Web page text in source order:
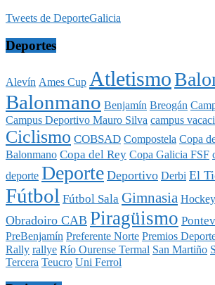
Tweets de DeporteGalicia
Deportes
Alevín Ames Cup Atletismo
Balonmano Benjamín Breogán
Campus Deportivo Mauro Silva campus
Ciclismo COBSAD Compostela Copa
Balonmano Copa del Rey Copa Galicia FSF
deporte Deporte Deportivo Derbi El
Fútbol Fútbol Sala Gimnasia Hockey
Obradoiro CAB Piragüismo
PreBenjamín Preferente Norte Premios
Rally rallye Río Ourense Termal San Martiño
Tercera Teucro Uni Ferrol